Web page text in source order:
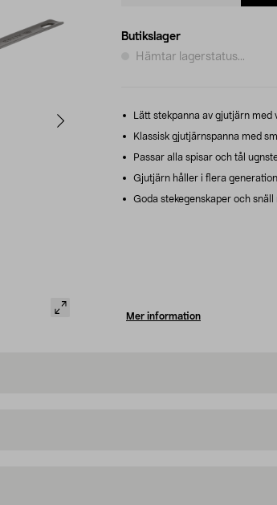
Butikslager
Hämtar lagerstatus...
Lätt stekpanna av gjutjärn med
Klassisk gjutjärnspanna med
Passar alla spisar och tål
Gjutjärn håller i flera
Goda stekegenskaper och
Mer information